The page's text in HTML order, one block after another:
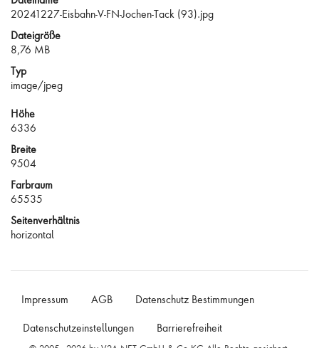
20241227-Eisbahn-V-FN-Jochen-Tack (93).jpg
Dateigröße
8,76 MB
Typ
image/jpeg
Höhe
6336
Breite
9504
Farbraum
65535
Seitenverhältnis
horizontal
Impressum AGB Datenschutz Bestimmungen
Datenschutzeinstellungen Barrierefreiheit